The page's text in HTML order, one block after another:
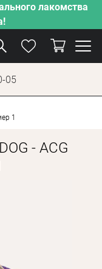
лакомства
05
1
- ACG